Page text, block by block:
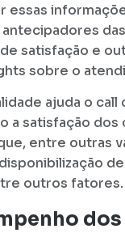
essas
satisfação e
sobre o
ajuda o
a satisfação
entre outras
outros fatores.